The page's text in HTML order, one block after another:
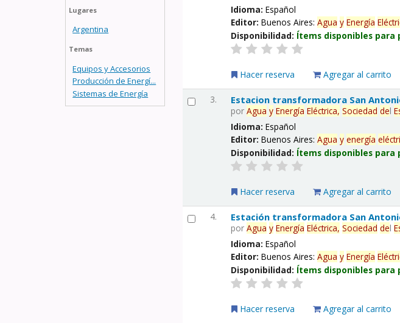
Lugares
Argentina
Temas
Equipos y Accesorios
Producción de Energí...
Sistemas de Energía
Idioma:Español
Editor:Buenos Aires:Agua y Energía
Disponibilidad: Ítems disponibles
Hacer reserva Agregar al carrito
3. Estacion transformadora San
porAgua y Energía Eléctrica, Sociedad del
Idioma:Español
Editor:Buenos Aires:Agua y energía
Disponibilidad: Ítems disponibles
Hacer reserva Agregar al carrito
4. Estación transformadora San
porAgua y Energía Eléctrica, Sociedad del
Idioma:Español
Editor:Buenos Aires:Agua y Energía
Disponibilidad: Ítems disponibles
Hacer reserva Agregar al carrito